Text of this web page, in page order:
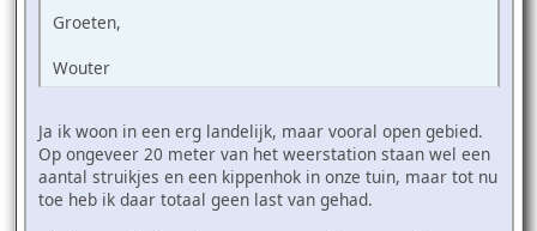
Groeten,
Wouter
Ja ik woon in een erg landelijk, maar vooral open gebied.
Op ongeveer 20 meter van het weerstation staan wel een
aantal struikjes en een kippenhok in onze tuin, maar tot nu
toe heb ik daar totaal geen last van gehad.